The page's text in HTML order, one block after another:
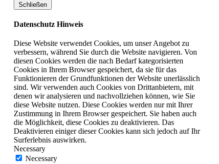
Schließen
Datenschutz Hinweis
Diese Website verwendet Cookies, um unser Angebot zu
verbessern, während Sie durch die Website navigieren. Von
diesen Cookies werden die nach Bedarf kategorisierten
Cookies in Ihrem Browser gespeichert, da sie für das
Funktionieren der Grundfunktionen der Website unerlässlich
sind. Wir verwenden auch Cookies von Drittanbietern, mit
denen wir analysieren und nachvollziehen können, wie Sie
diese Website nutzen. Diese Cookies werden nur mit Ihrer
Zustimmung in Ihrem Browser gespeichert. Sie haben auch
die Möglichkeit, diese Cookies zu deaktivieren. Das
Deaktivieren einiger dieser Cookies kann sich jedoch auf Ihr
Surferlebnis auswirken.
Necessary
Necessary